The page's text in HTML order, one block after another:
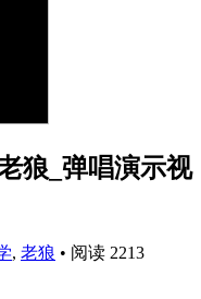
狼_弹唱演示视
, 老狼 • 阅读 2213